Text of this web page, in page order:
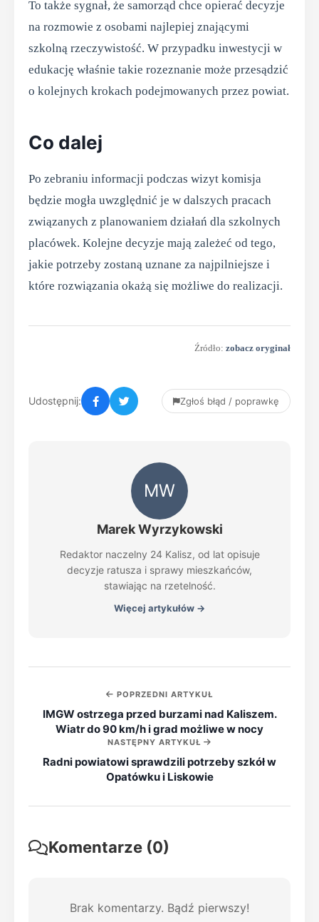
To także sygnał, że samorząd chce opierać decyzje
na rozmowie z osobami najlepiej znającymi
szkolną rzeczywistość. W przypadku inwestycji w
edukację właśnie takie rozeznanie może przesądzić
o kolejnych krokach podejmowanych przez powiat.
Co dalej
Po zebraniu informacji podczas wizyt komisja
będzie mogła uwzględnić je w dalszych pracach
związanych z planowaniem działań dla szkolnych
placówek. Kolejne decyzje mają zależeć od tego,
jakie potrzeby zostaną uznane za najpilniejsze i
które rozwiązania okażą się możliwe do realizacji.
Źródło: zobacz oryginał
Udostępnij: Zgłoś błąd / poprawkę
MW
Marek Wyrzykowski
Redaktor naczelny 24 Kalisz, od lat opisuje
decyzje ratusza i sprawy mieszkańców,
stawiając na rzetelność.
Więcej artykułów →
POPRZEDNI ARTYKUŁ
IMGW ostrzega przed burzami nad Kaliszem.
Wiatr do 90 km/h i grad możliwe w nocy
NASTĘPNY ARTYKUŁ
Radni powiatowi sprawdzili potrzeby szkół w
Opatówku i Liskowie
Komentarze (0)
Brak komentarzy. Bądź pierwszy!